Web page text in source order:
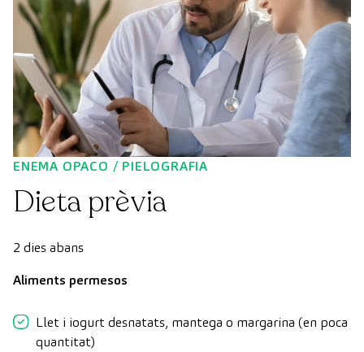
ENEMA OPACO / PIELOGRAFIA
Dieta prèvia
2 dies abans
Aliments permesos
Llet i iogurt desnatats, mantega o margarina (en poca
quantitat)